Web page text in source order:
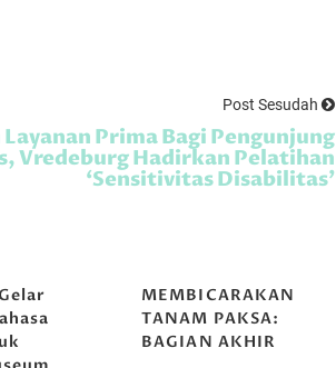
Post Sesudah
Prima Bagi Pengunjung
Vredeburg Hadirkan Pelatihan
‘Sensitivitas Disabilitas’
MEMBICARAKAN
TANAM PAKSA:
BAGIAN AKHIR